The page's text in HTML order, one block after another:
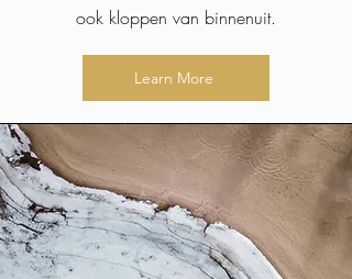
ook kloppen van binnenuit.
Learn More